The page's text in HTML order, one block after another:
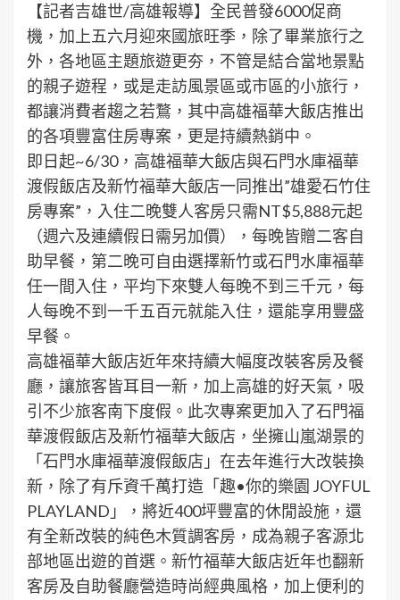
【記者吉雄世/高雄報導】全民普發6000促商
機，加上五六月迎來國旅旺季，除了畢業旅行之
外，各地區主題旅遊更夯，不管是結合當地景點
的親子遊程，或是走訪風景區或市區的小旅行，
都讓消費者趨之若鶩，其中高雄福華大飯店推出
的各項豐富住房專案，更是持續熱銷中。
即日起~6/30，高雄福華大飯店與石門水庫福華
渡假飯店及新竹福華大飯店一同推出”雄愛石竹住
房專案”，入住二晚雙人客房只需NT$5,888元起
（週六及連續假日需另加價），每晚皆贈二客自
助早餐，第二晚可自由選擇新竹或石門水庫福華
任一間入住，平均下來雙人每晚不到三千元，每
人每晚不到一千五百元就能入住，還能享用豐盛
早餐。
高雄福華大飯店近年來持續大幅度改裝客房及餐
廳，讓旅客皆耳目一新，加上高雄的好天氣，吸
引不少旅客南下度假。此次專案更加入了石門福
華渡假飯店及新竹福華大飯店，坐擁山嵐湖景的
「石門水庫福華渡假飯店」在去年進行大改裝換
新，除了有斥資千萬打造「趣•你的樂園 JOYFUL
PLAYLAND」，將近400坪豐富的休閒設施，還
有全新改裝的純色木質調客房，成為親子客源北
部地區出遊的首選。新竹福華大飯店近年也翻新
客房及自助餐廳營造時尚經典風格，加上便利的